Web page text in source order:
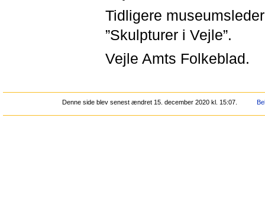
Tidligere
”Skulpturer i Vejle”.
Vejle Amts Folkeblad.
Denne side blev senest ændret 15. december 2020 kl. 15:07.